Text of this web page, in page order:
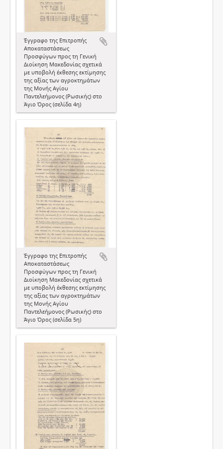
Έγγραφο της Επιτροπής
Αποκαταστάσεως
Προσφύγων προς τη Γενική
Διοίκηση Μακεδονίας σχετικά
με υποβολή έκθεσης εκτίμησης
της αξίας των αγροκτημάτων
της Μονής Αγίου
Παντελεήμονος (Ρωσικής) στο
Άγιο Όρος (σελίδα 4η)
Έγγραφο της Επιτροπής
Αποκαταστάσεως
Προσφύγων προς τη Γενική
Διοίκηση Μακεδονίας σχετικά
με υποβολή έκθεσης εκτίμησης
της αξίας των αγροκτημάτων
της Μονής Αγίου
Παντελεήμονος (Ρωσικής) στο
Άγιο Όρος (σελίδα 5η)